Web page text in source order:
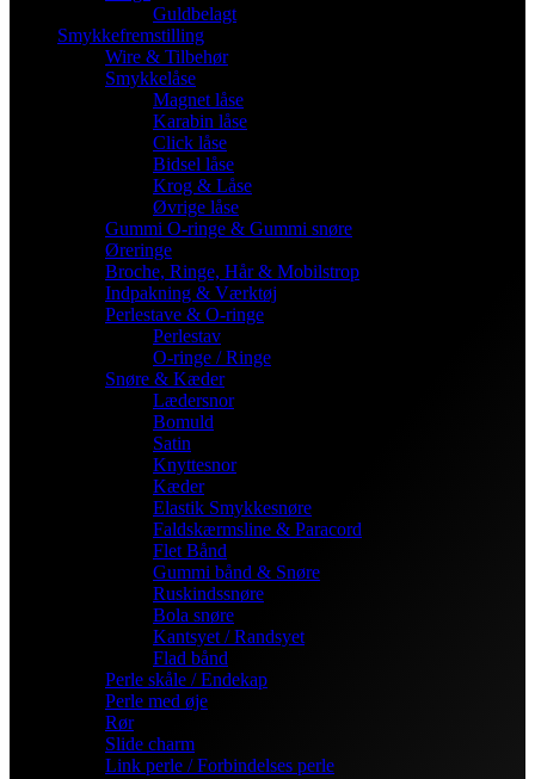
Guldbelagt
Smykkefremstilling
Wire & Tilbehør
Smykkelåse
Magnet låse
Karabin låse
Click låse
Bidsel låse
Krog & Låse
Øvrige låse
Gummi O-ringe & Gummi snøre
Øreringe
Broche, Ringe, Hår & Mobilstrop
Indpakning & Værktøj
Perlestave & O-ringe
Perlestav
O-ringe / Ringe
Snøre & Kæder
Lædersnor
Bomuld
Satin
Knyttesnor
Kæder
Elastik Smykkesnøre
Faldskærmsline & Paracord
Flet Bånd
Gummi bånd & Snøre
Ruskindssnøre
Bola snøre
Kantsyet / Randsyet
Flad bånd
Perle skåle / Endekap
Perle med øje
Rør
Slide charm
Link perle / Forbindelses perle